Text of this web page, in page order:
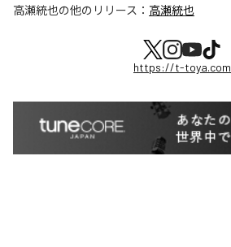
高瀬統也の他のリリース： 高瀬統也
https://t-toya.com